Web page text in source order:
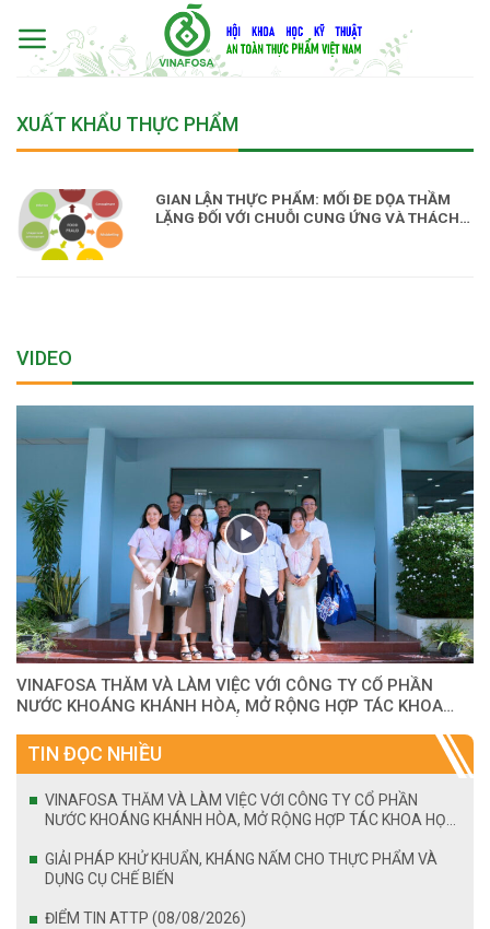
content
XUẤT KHẨU THỰC PHẨM
GIAN LẬN THỰC PHẨM: MỐI ĐE DỌA THẦM
LẶNG ĐỐI VỚI CHUỖI CUNG ỨNG VÀ THÁCH
VIDEO
VINAFOSA THĂM VÀ LÀM VIỆC VỚI CÔNG TY CỔ PHẦN
NƯỚC KHOÁNG KHÁNH HÒA, MỞ RỘNG HỢP TÁC KHOA
TIN ĐỌC NHIỀU
VINAFOSA THĂM VÀ LÀM VIỆC VỚI CÔNG TY CỔ PHẦN
NƯỚC KHOÁNG KHÁNH HÒA, MỞ RỘNG HỢP TÁC KHOA HỌC
GIẢI PHÁP KHỬ KHUẨN, KHÁNG NẤM CHO THỰC PHẨM VÀ
DỤNG CỤ CHẾ BIẾN
ĐIỂM TIN ATTP (08/08/2026)